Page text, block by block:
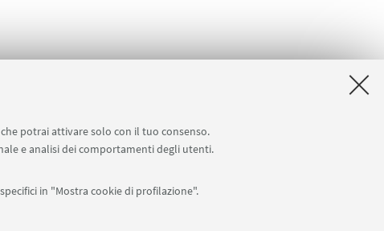
potrai attivare solo con il tuo consenso.
e analisi dei comportamenti degli utenti.
in "Mostra cookie di profilazione".
della Salute – EFSA Focal Point